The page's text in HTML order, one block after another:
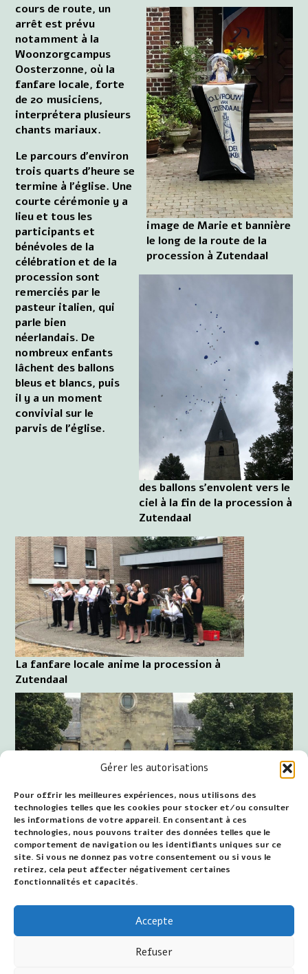
Gérer les autorisations
Pour offrir les meilleures expériences, nous utilisons des
technologies telles que les cookies pour stocker et/ou consulter
les informations de votre appareil. En consentant à ces
technologies, nous pouvons traiter des données telles que le
comportement de navigation ou les identifiants uniques sur ce
site. Si vous ne donnez pas votre consentement ou si vous le
retirez, cela peut affecter négativement certaines
fonctionnalités et capacités.
Accepte
Refuser
image de Marie et bannière
le long de la route de la
procession à Zutendaal
cours de route, un
arrêt est prévu
notamment à la
Woonzorgcampus
Oosterzonne, où la
fanfare locale, forte
de 20 musiciens,
interprétera plusieurs
chants mariaux.
des ballons s'envolent vers le
ciel à la fin de la procession à
Zutendaal
La fanfare locale anime la procession à
Zutendaal
Le parcours d'environ
trois quarts d'heure se
termine à l'église. Une
courte cérémonie y a
lieu et tous les
participants et
bénévoles de la
célébration et de la
procession sont
remerciés par le
pasteur italien, qui
parle bien
néerlandais. De
nombreux enfants
lâchent des ballons
bleus et blancs, puis
il y a un moment
convivial sur le
parvis de l'église.
clôture de la procession à Zutendaal
Date de première publication : 16 août 2022